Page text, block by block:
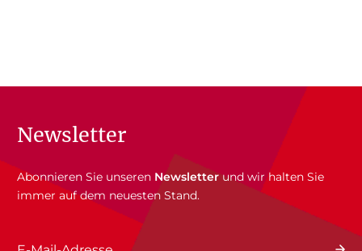
Newsletter
Abonnieren Sie unseren Newsletterund wir halten Sie
immer auf dem neuesten Stand.